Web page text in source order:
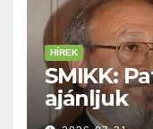
HÍREK
SMIKK:
ajánljuk